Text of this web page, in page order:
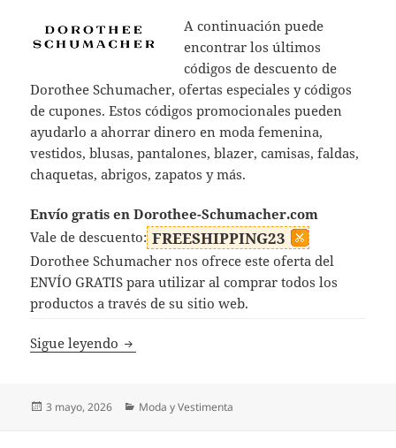
A continuación puede
encontrar los últimos
códigos de descuento de
Dorothee Schumacher, ofertas especiales y códigos
de cupones. Estos códigos promocionales pueden
ayudarlo a ahorrar dinero en moda femenina,
vestidos, blusas, pantalones, blazer, camisas, faldas,
chaquetas, abrigos, zapatos y más.
Envío gratis en Dorothee-Schumacher.com
Vale de descuento: FREESHIPPING23
Dorothee Schumacher nos ofrece este oferta del
ENVÍO GRATIS para utilizar al comprar todos los
productos a través de su sitio web.
Sigue leyendo Códigos Descuento Dorothee Schumacher
Publicado
3 mayo, 2026 Categorías
Moda y Vestimenta